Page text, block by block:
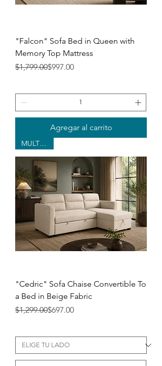
"Falcon" Sofa Bed in Queen with
Memory Top Mattress
Precio
$1,799.00
Precio de oferta
$997.00
Agregar al carrito
MULTI-USE
"Cedric" Sofa Chaise Convertible To
a Bed in Beige Fabric
Precio
$1,299.00
Precio de oferta
$697.00